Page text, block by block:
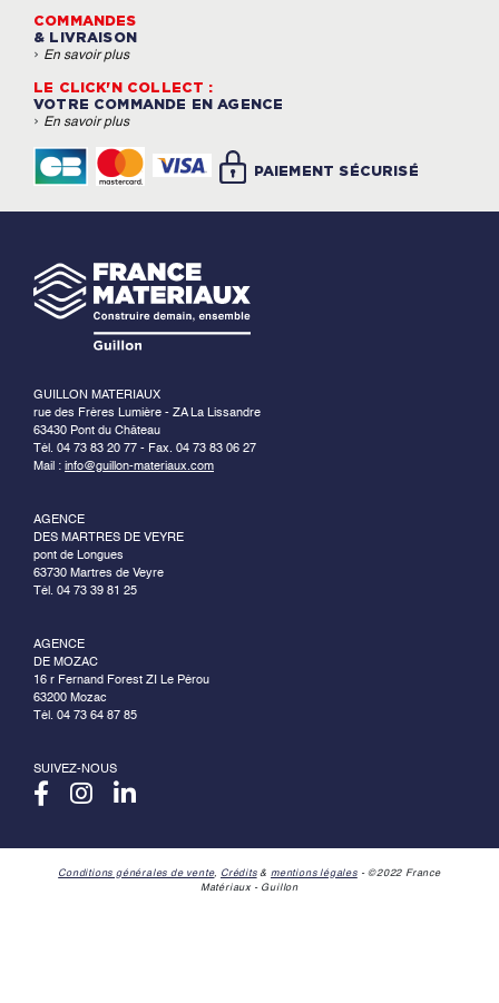
COMMANDES
& LIVRAISON
› En savoir plus
LE CLICK'N COLLECT :
VOTRE COMMANDE EN AGENCE
› En savoir plus
PAIEMENT SÉCURISÉ
GUILLON MATERIAUX
rue des Frères Lumière - ZA La Lissandre
63430 Pont du Château
Tél. 04 73 83 20 77 - Fax. 04 73 83 06 27
Mail : info@guillon-materiaux.com
AGENCE
DES MARTRES DE VEYRE
pont de Longues
63730 Martres de Veyre
Tél. 04 73 39 81 25
AGENCE
DE MOZAC
16 r Fernand Forest ZI Le Pérou
63200 Mozac
Tél. 04 73 64 87 85
SUIVEZ-NOUS
Conditions générales de vente, Crédits& mentions légales- ©2022 France
Matériaux - Guillon